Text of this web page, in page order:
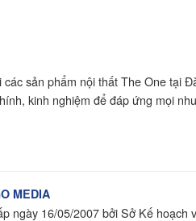
sản phẩm nội thất The One tại
kinh nghiệm để đáp ứng mọi nhu
MEDIA
ngày 16/05/2007 bởi Sở Kế hoạch